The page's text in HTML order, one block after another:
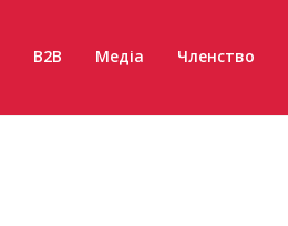
B2B Медіа Членство